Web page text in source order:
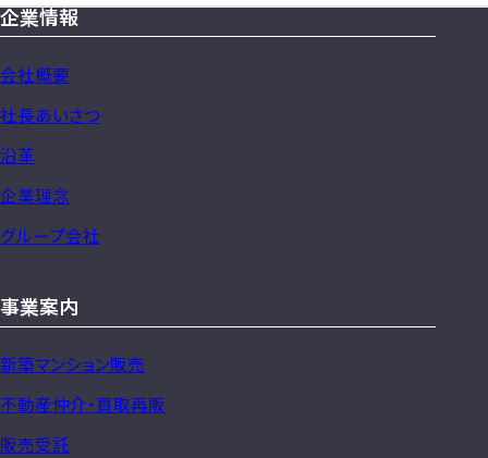
サ
イ
ト
マ
ッ
プ
企業情報
会社概要
社長あいさつ
沿革
企業理念
グループ会社
事業案内
新築マンション販売
不動産仲介・買取再販
販売受託